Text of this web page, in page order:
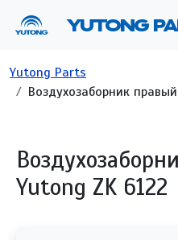
YUTONG
Строка навигации
Yutong Parts
Воздухозаборник
Yutong ZK 6122